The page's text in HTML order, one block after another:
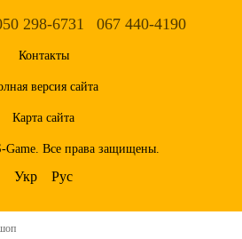
298-6731 067 440-4190
Контакты
версия сайта
Карта сайта
Game. Все права защищены.
Укр Рус